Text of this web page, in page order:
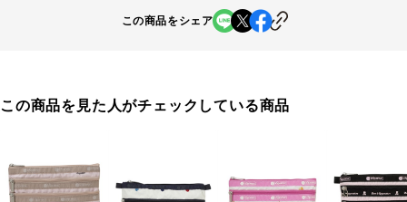
この商品をシェア
この商品を見た人がチェックしている商品